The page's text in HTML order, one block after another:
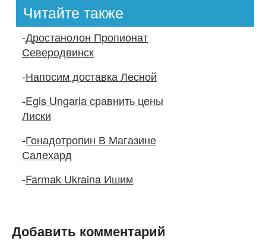
Читайте также
-Дростанолон Пропионат
Северодвинск
-Напосим доставка Лесной
-Egis Ungaria сравнить цены
Лиски
-Гонадотропин В Магазине
Салехард
-Farmak Ukraina Ишим
Добавить комментарий